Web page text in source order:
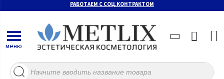
РАБОТАЕМ С СОЦ.КОНТРАКТОМ
Поиск
товаров
меню